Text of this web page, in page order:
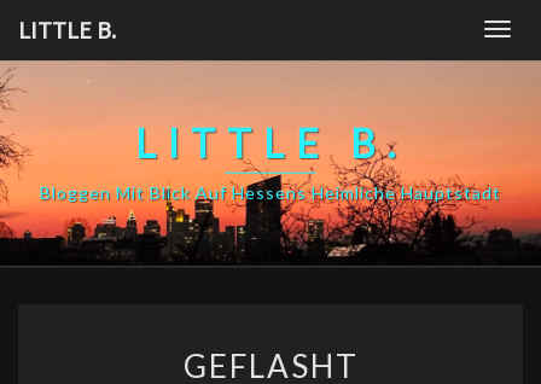
content
LITTLE B.
LITTLE B.
Bloggen Mit Blick Auf Hessens Heimliche Hauptstadt
GEFLASHT